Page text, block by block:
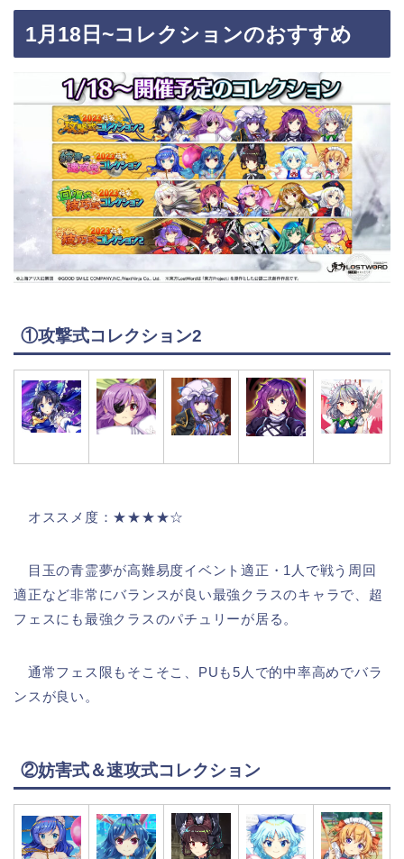
1月18日~コレクションのおすすめ
①攻撃式コレクション2
オススメ度：★★★★☆
目玉の青霊夢が高難易度イベント適正・1人で戦う周回
適正など非常にバランスが良い最強クラスのキャラで、超
フェスにも最強クラスのパチュリーが居る。
通常フェス限もそこそこ、PUも5人で的中率高めでバラ
ンスが良い。
②妨害式＆速攻式コレクション